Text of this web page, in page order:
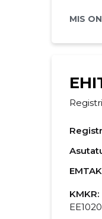
MIS
KMKR: